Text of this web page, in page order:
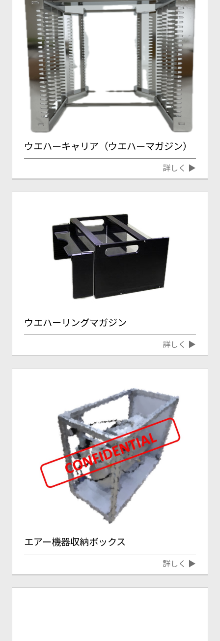
ウエハーキャリア（ウエハーマガジン）
詳しく ▶
ウエハーリングマガジン
詳しく ▶
エアー機器収納ボックス
詳しく ▶